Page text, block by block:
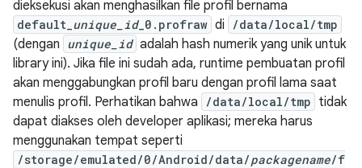
dieksekusi akan menghasilkan file profil bernama
default_ unique_id_0.profraw di /data/local/tmp
(dengan unique_id adalah hash numerik yang unik untuk
library ini). Jika file ini sudah ada, runtime pembuatan profil
akan menggabungkan profil baru dengan profil lama saat
menulis profil. Perhatikan bahwa
/data/local/tmp tidak
dapat diakses oleh developer aplikasi; mereka harus
menggunakan tempat seperti
/storage/emulated/0/Android/data/packagename/f